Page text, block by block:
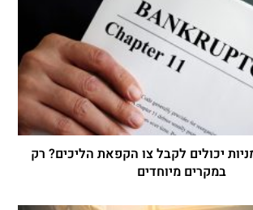
יכולים לקבל צו הקפאת הליכים? רק
במקרים מיוחדים